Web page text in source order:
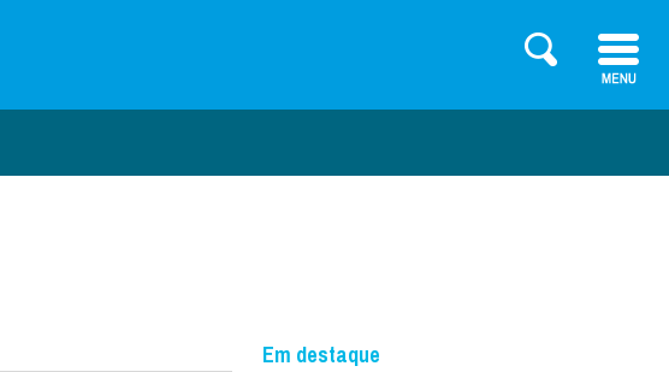
Em destaque